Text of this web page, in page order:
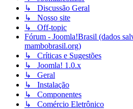
↳ Discussão Geral
↳ Nosso site
↳ Off-topic
Fórum - Joomla!Brasil (dados
mambobrasil.org)
↳ Críticas e Sugestões
↳ Joomla! 1.0.x
↳ Geral
↳ Instalação
↳ Componentes
↳ Comércio Eletrônico